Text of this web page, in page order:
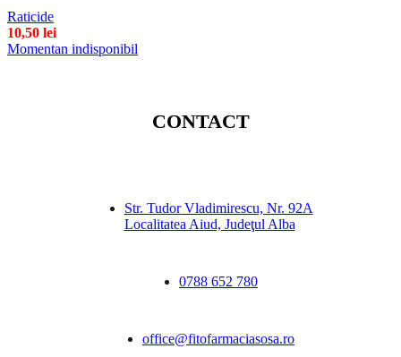
Raticide
10,50 lei
Momentan indisponibil
CONTACT
Str. Tudor Vladimirescu, Nr. 92A
Localitatea Aiud, Judeţul Alba
0788 652 780
office@fitofarmaciasosa.ro